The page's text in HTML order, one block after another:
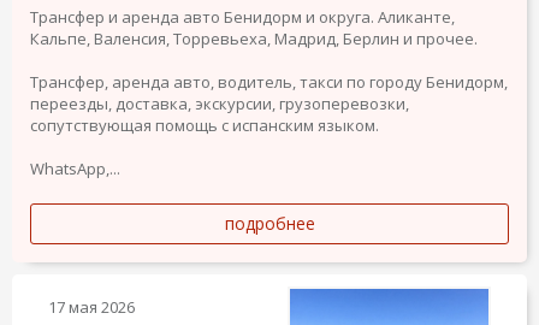
Трансфер и аренда авто Бенидорм и округа. Аликанте,
Кальпе, Валенсия, Торревьеха, Мадрид, Берлин и прочее.
Трансфер, аренда авто, водитель, такси по городу Бенидорм,
переезды, доставка, экскурсии, грузоперевозки,
сопутствующая помощь с испанским языком.
WhatsApp,...
подробнее
17 мая 2026